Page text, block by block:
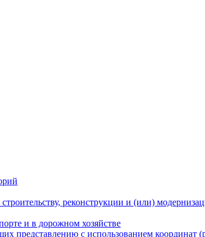
реконструкции и (или)
и в дорожном хозяйстве
представлению с использованием координат